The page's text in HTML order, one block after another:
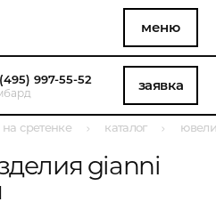
меню
997-55-52 заявка
сретенке каталог
gianni